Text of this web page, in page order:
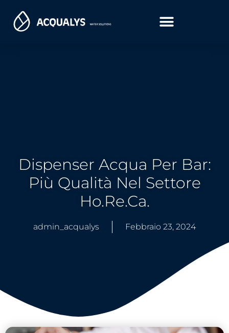
Dispenser Acqua Per Bar:
Più Qualità Nel Settore
Ho.re.ca.
admin_acqualys Febbraio 23, 2024